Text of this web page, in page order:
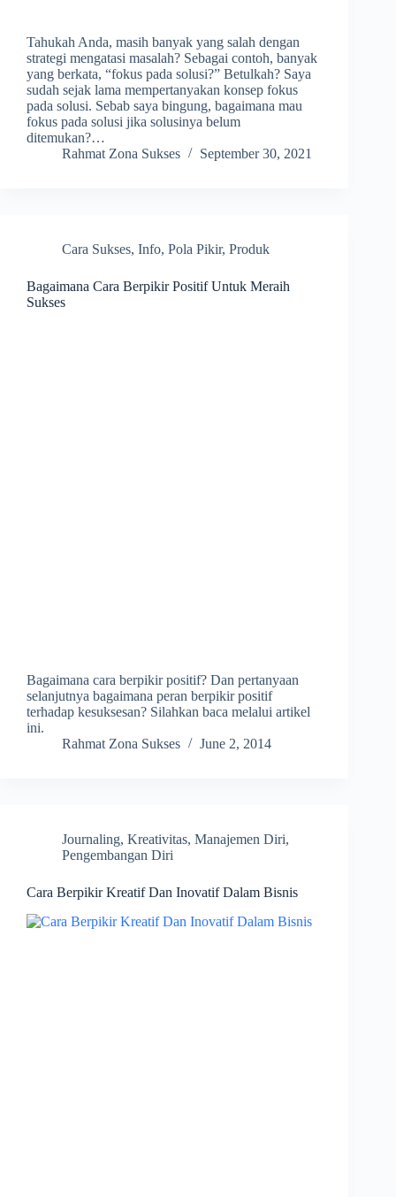
Tahukah Anda, masih banyak yang salah dengan
strategi mengatasi masalah? Sebagai contoh, banyak
yang berkata, “fokus pada solusi?” Betulkah? Saya
sudah sejak lama mempertanyakan konsep fokus
pada solusi. Sebab saya bingung, bagaimana mau
fokus pada solusi jika solusinya belum
ditemukan?…
Rahmat Zona Sukses
September 30, 2021
Cara Sukses, Info, Pola Pikir, Produk
Bagaimana Cara Berpikir Positif Untuk Meraih
Sukses
Bagaimana cara berpikir positif? Dan pertanyaan
selanjutnya bagaimana peran berpikir positif
terhadap kesuksesan? Silahkan baca melalui artikel
ini.
Rahmat Zona Sukses
June 2, 2014
Journaling, Kreativitas, Manajemen Diri,
Pengembangan Diri
Cara Berpikir Kreatif Dan Inovatif Dalam Bisnis